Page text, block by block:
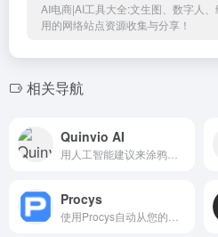
AI电商|AI工具大全:文生图、数字人
用的网络站点资源收集与分享！
相关导航
Quinvio AI
Procys